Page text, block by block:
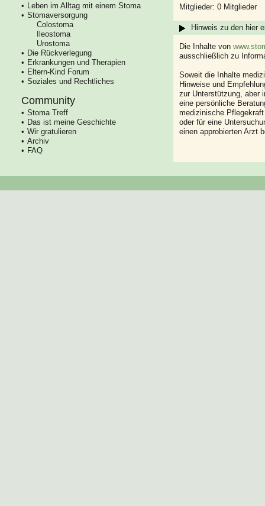
Leben im Alltag mit einem Stoma
Stomaversorgung
Colostoma
Ileostoma
Urostoma
Die Rückverlegung
Erkrankungen und Therapien
Eltern-Kind Forum
Soziales und Rechtliches
Community
Stoma Treff
Das ist meine Geschichte
Wir gratulieren
Archiv
FAQ
Mitglieder: 0 Mitglieder
Hinweis zu den hier
Die Inhalte von
ausschließlich zu
Soweit die Inhalte
Hinweise und
zur Unterstützung, aber
eine persönliche
medizinische
oder für eine
einen approbierten Arzt